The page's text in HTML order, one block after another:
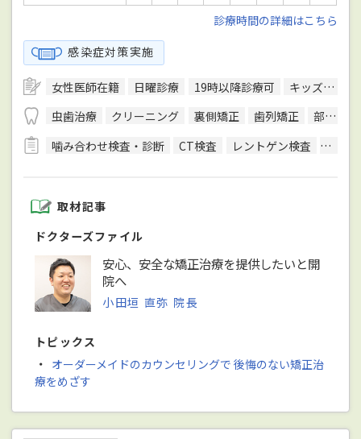
診療時間の詳細はこちら
感染症対策実施
女性医師在籍 日曜診療 19時以降診療可
キッズスペースあり
虫歯治療
クリーニング 裏側矯正 歯列矯正
部分矯正
噛み合わせ検査・診断
CT検査 レントゲン検査 顎運
取材記事
ドクターズファイル
安心、安全な矯正治療を提供したいと開
院へ
小田垣 直弥 院長
トピックス
・ オーダーメイドのカウンセリングで 後悔のない矯正治
療をめざす